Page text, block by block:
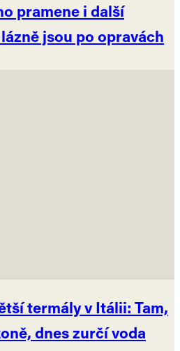
pramene i další
jsou po opravách
termály v Itálii: Tam,
dnes zurčí voda